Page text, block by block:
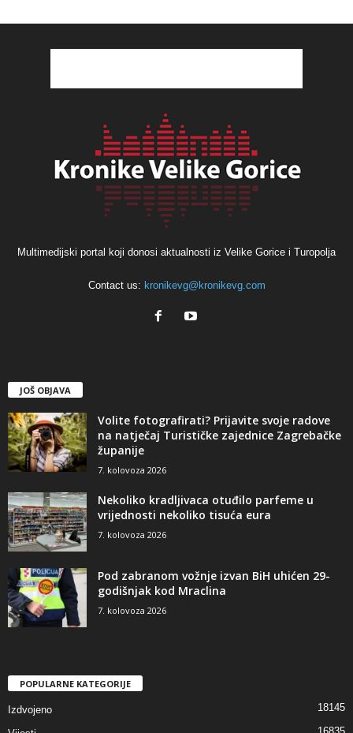
Multimedijski portal koji donosi aktualnosti iz Velike Gorice i Turopolja
Contact us: kronikevg@kronikevg.com
JOŠ OBJAVA
Volite fotografirati? Prijavite svoje radove
na natječaj Turističke zajednice Zagrebačke
županije
7. kolovoza 2026
Nekoliko kradljivaca otuđilo parfeme u
vrijednosti nekoliko tisuća eura
7. kolovoza 2026
Pod zabranom vožnje izvan BiH uhićen 29-
godišnjak kod Mraclina
7. kolovoza 2026
POPULARNE KATEGORIJE
Izdvojeno 18145